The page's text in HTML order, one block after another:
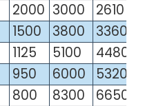
2000 3000
2610
1500 3800
3360
1125 5100
4480
950 6000
5320
800 8300
6650